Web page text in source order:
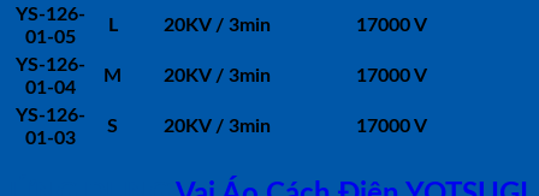
YS-126-
01-05
L 20KV / 3min 17000 V
YS-126-
01-04
M 20KV / 3min 17000 V
YS-126-
01-03
S 20KV / 3min 17000 V